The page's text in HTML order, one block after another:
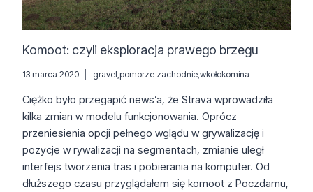
Komoot: czyli eksploracja prawego brzegu
13 marca 2020 gravel pomorze zachodnie wkołokomina
Ciężko było przegapić news’a, że Strava wprowadziła
kilka zmian w modelu funkcjonowania. Oprócz
przeniesienia opcji pełnego wglądu w grywalizację i
pozycje w rywalizacji na segmentach, zmianie uległ
interfejs tworzenia tras i pobierania na komputer. Od
dłuższego czasu przyglądałem się komoot z Poczdamu,